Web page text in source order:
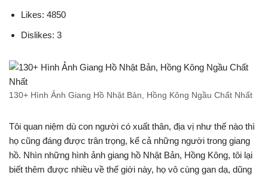
Likes: 4850
Dislikes: 3
130+ Hình Ảnh Giang Hồ Nhật Bản, Hồng Kông Ngầu Chất Nhất
Tôi quan niệm dù con người có xuất thân, địa vị như thế nào thì
họ cũng đáng được trân trọng, kể cả những người trong giang
hồ. Nhìn những hình ảnh giang hồ Nhật Bản, Hồng Kông, tôi lại
biết thêm được nhiều về thế giới này, họ vô cùng gan dạ, dũng